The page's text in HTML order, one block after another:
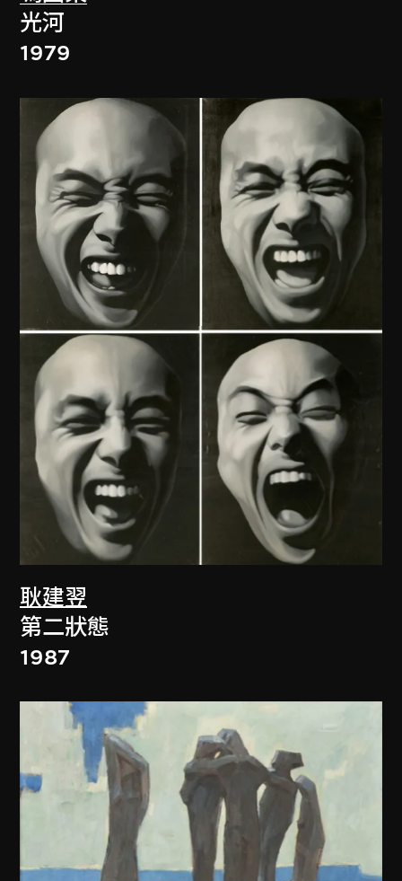
光河
1979
耿建翌
第二狀態
1987